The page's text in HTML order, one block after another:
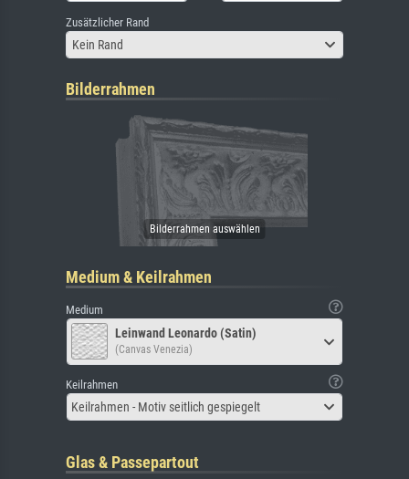
Zusätzlicher Rand
Kein Rand
Bilderrahmen
Medium & Keilrahmen
Medium
Leinwand Leonardo (Satin)
(Canvas Venezia)
Keilrahmen
Keilrahmen - Motiv seitlich gespiegelt
Glas & Passepartout